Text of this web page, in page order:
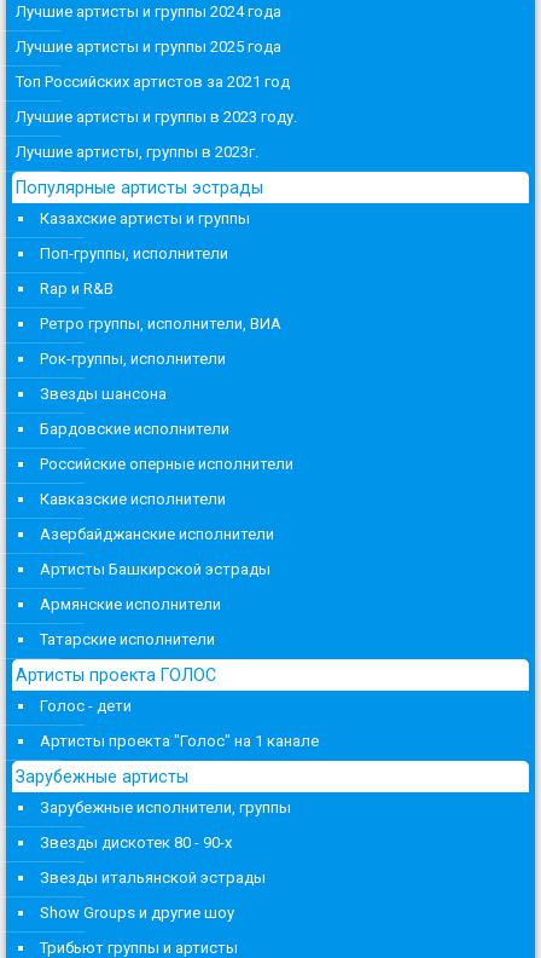
Лучшие артисты и группы 2024 года
Лучшие артисты и группы 2025 года
Топ Российских артистов за 2021 год
Лучшие артисты и группы в 2023 году.
Лучшие артисты, группы в 2023г.
Популярные артисты эстрады
Казахские артисты и группы
Поп-группы, исполнители
Rap и R&B
Ретро группы, исполнители, ВИА
Рок-группы, исполнители
Звезды шансона
Бардовские исполнители
Российские оперные исполнители
Кавказские исполнители
Азербайджанские исполнители
Артисты Башкирской эстрады
Армянские исполнители
Татарские исполнители
Артисты проекта ГОЛОС
Голос - дети
Артисты проекта "Голос" на 1 канале
Зарубежные артисты
Зарубежные исполнители, группы
Звезды дискотек 80 - 90-х
Звезды итальянской эстрады
Show Groups и другие шоу
Трибьют группы и артисты